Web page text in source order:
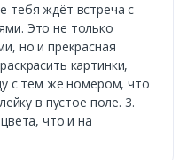
тебя ждёт встреча с
Это не только
но и прекрасная
картинки,
с тем же номером, что
в пустое поле. 3.
что и на